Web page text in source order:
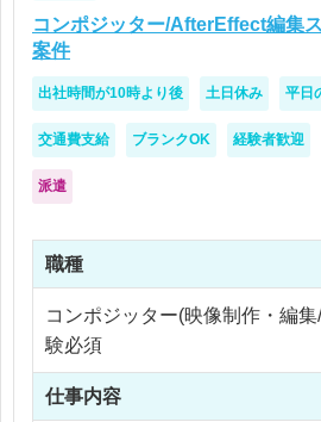
コンポジッター/AfterEffect編集
案件
出社時間が10時より後 土日休み 平日
交通費支給 ブランクOK 経験者歓迎
派遣
職種
コンポジッター(映像制作・編
験必須
仕事内容